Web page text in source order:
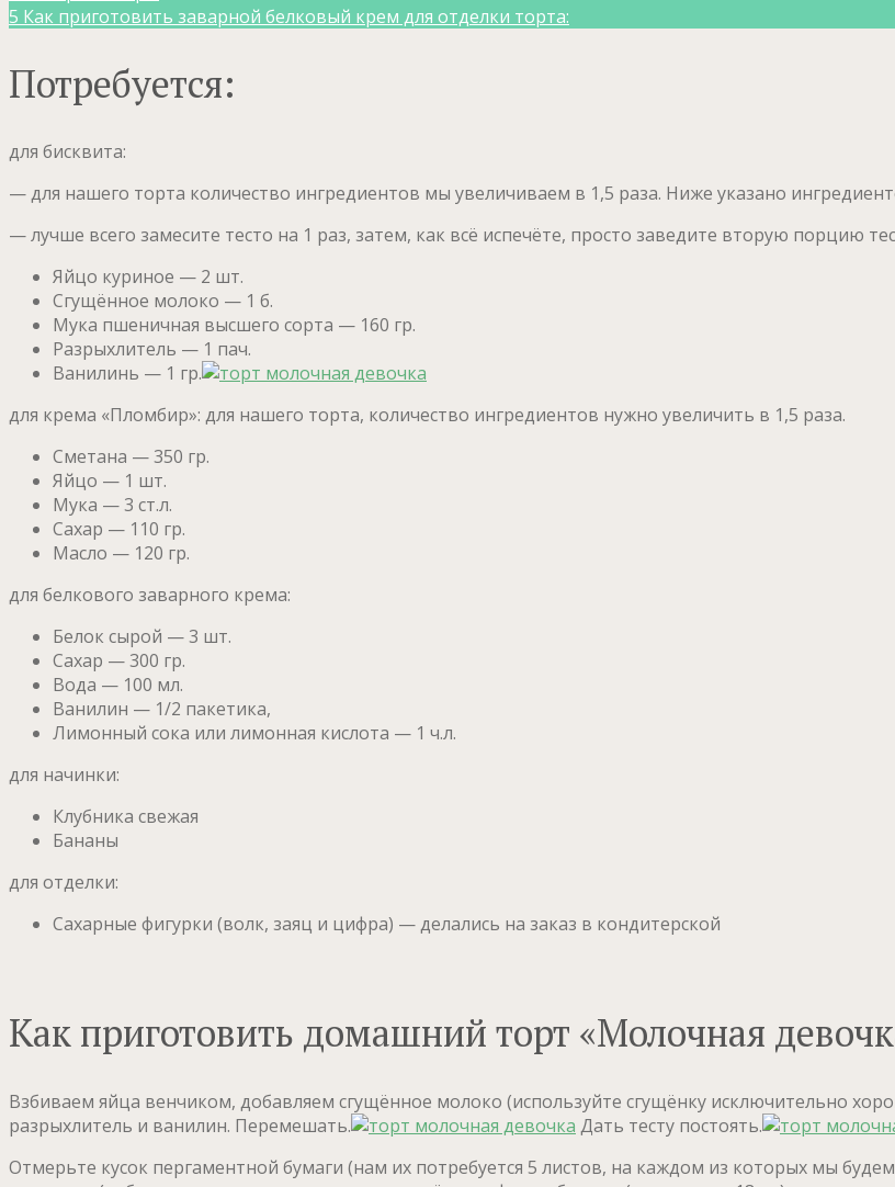
5 Как приготовить заварной белковый крем для отделки торта:
Потребуется:
для бисквита:
— для нашего торта количество ингредиентов мы увеличиваем в 1,5 раза. Ниже указано
— лучше всего замесите тесто на 1 раз, затем, как всё испечёте, просто заведите вторую порцию
Яйцо куриное — 2 шт.
Сгущённое молоко — 1 б.
Мука пшеничная высшего сорта — 160 гр.
Разрыхлитель — 1 пач.
Ванилинь — 1 гр.
для крема «Пломбир»: для нашего торта, количество ингредиентов нужно увеличить в 1,5 раза.
Сметана — 350 гр.
Яйцо — 1 шт.
Мука — 3 ст.л.
Сахар — 110 гр.
Масло — 120 гр.
для белкового заварного крема:
Белок сырой — 3 шт.
Сахар — 300 гр.
Вода — 100 мл.
Ванилин — 1/2 пакетика,
Лимонный сока или лимонная кислота — 1 ч.л.
для начинки:
Клубника свежая
Бананы
для отделки:
Сахарные фигурки (волк, заяц и цифра) — делались на заказ в кондитерской
Как приготовить домашний торт «Молочная
Взбиваем яйца венчиком, добавляем сгущённое молоко (используйте сгущёнку исключительно
разрыхлитель и ванилин. Перемешать.
Дать тесту постоять.
Отмерьте кусок пергаментной бумаги (нам их потребуется 5 листов, на каждом из которых мы